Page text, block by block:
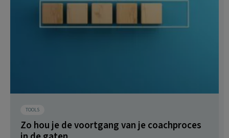
TOOLS
Zo hou je de voortgang van je coachproces